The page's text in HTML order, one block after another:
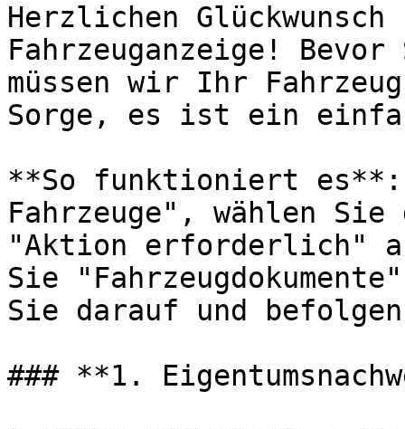
Herzlichen
Fahrzeuganzeige!
müssen wir Ihr
Sorge, es ist ein
**So funktioniert es**:
Fahrzeuge", wählen Sie
"Aktion erforderlich"
Sie
Sie darauf und
### **1.